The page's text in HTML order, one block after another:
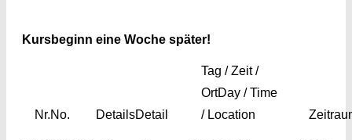
Kursbeginn eine Woche später!
Nr.No. DetailsDetail
Tag / Zeit /
OrtDay / Time
/ Location